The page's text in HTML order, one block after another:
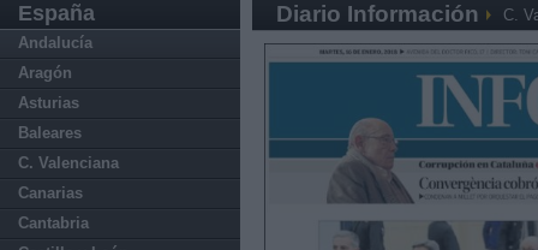
España
Andalucía
Aragón
Asturias
Baleares
C. Valenciana
Canarias
Cantabria
Diario Información C.